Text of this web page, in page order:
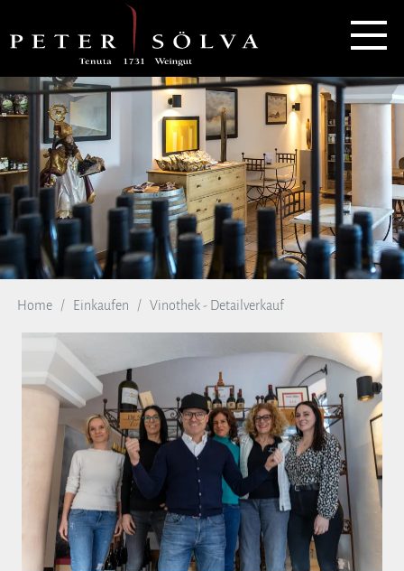
Home Einkaufen Vinothek - Detailverkauf